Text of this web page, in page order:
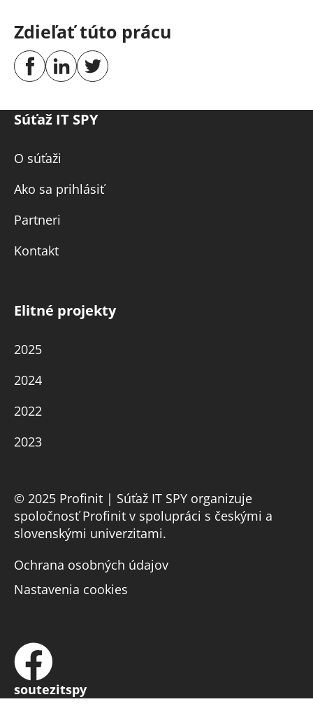
Zdieľať túto prácu
Súťaž IT SPY
O súťaži
Ako sa prihlásiť
Partneri
Kontakt
Elitné projekty
2025
2024
2022
2023
© 2025 Profinit | Súťaž IT SPY organizuje
spoločnosť Profinit v spolupráci s českými a
slovenskými univerzitami.
Ochrana osobných údajov
Nastavenia cookies
soutezitspy